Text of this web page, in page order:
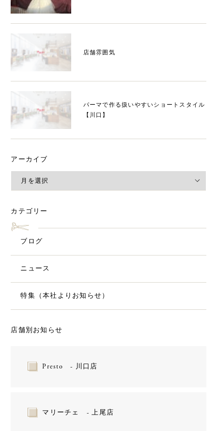
店舗雰囲気
パーマで作る扱いやすいショートスタイル
【川口】
アーカイブ
カテゴリー
ブログ
ニュース
特集（本社よりお知らせ）
店舗別お知らせ
Presto - 川口店
マリーチェ - 上尾店